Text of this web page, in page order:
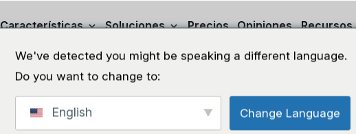
Características Soluciones Precios Opiniones Recursos
We've detected you might be speaking a different language.
Do you want to change to:
English Change Language